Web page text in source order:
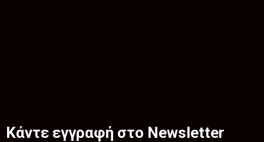
Κάντε εγγραφή στο Newsletter